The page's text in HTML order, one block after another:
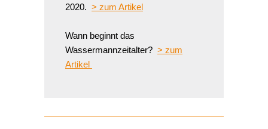
2020. > zum Artikel
Wann beginnt das
Wassermannzeitalter? > zum
Artikel